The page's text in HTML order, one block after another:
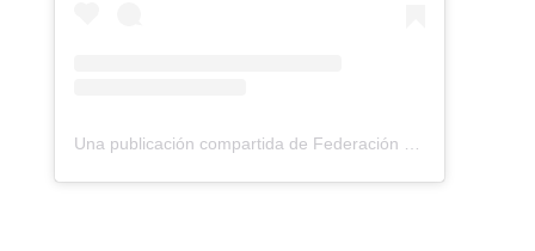
Una publicación compartida de Federación Montañismo Tenerife (@federacion_montanismo_tenerife)